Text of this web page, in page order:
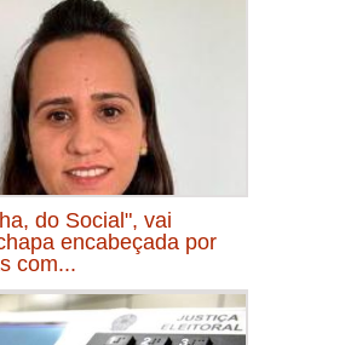
do Social", vai
encabeçada por
com...